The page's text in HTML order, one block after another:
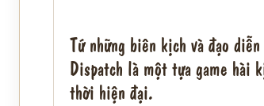
Từ những biên kịch và đạo
Dispatch là một tựa game hài
thời hiện đại.